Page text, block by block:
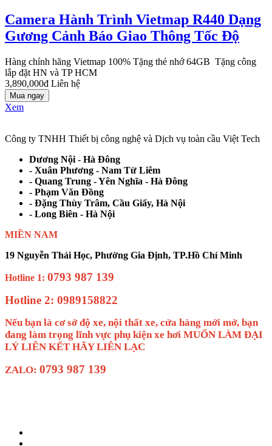
Camera Hành Trình Vietmap R440 Dạng
Gương Cảnh Báo Giao Thông Tốc Độ
Hàng chính hãng Vietmap 100% Tặng thẻ nhớ 64GB Tặng công
lắp đặt HN và TP HCM
3,890,000đ Liên hệ
Mua ngay
Xem
Công ty TNHH Thiết bị công nghệ và Dịch vụ toàn cầu Việt Tech
Dương Nội - Hà Đông
- Xuân Phương - Nam Từ Liêm
- Quang Trung - Yên Nghĩa - Hà Đông
- Phạm Văn Đồng
- Đặng Thùy Trâm, Cầu Giấy, Hà Nội
- Long Biên - Hà Nội
MIỀN NAM
19 Nguyễn Thái Học, Phường Gia Định, TP.Hồ Chí Minh
Hotline 1: 0793 987 139
Hotline 2: 0989158822
Nếu bạn là cơ sở độ xe, nội thất xe, cửa hàng mới mở, bạn
đang làm trọng lĩnh vực phụ kiện xe hơi MUỐN LÀM ĐẠI
LÝ LIÊN KẾT HÃY LIÊN LẠC
ZALO: 0793 987 139